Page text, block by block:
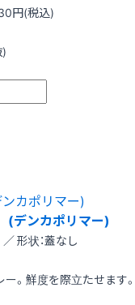
円(税込)
デンカポリマー)
形状：蓋なし
ー。鮮度を際立たせます